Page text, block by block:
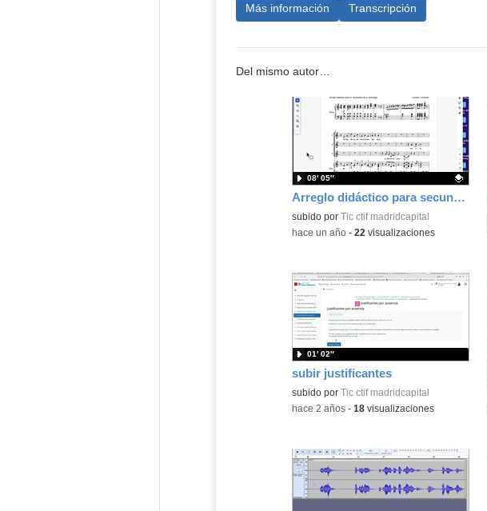
Más información Transcripción
Del mismo autor…
Arreglo didáctico para secundaria de Alfonso Elorriaga
Contenido educativo.
subido por Tic ctif madridcapital
08′ 05″
-hace un año- 22 visualizaciones
subir justificantes
subido por Tic ctif madridcapital
01′ 02″
-hace 2 años- 18visualizaciones